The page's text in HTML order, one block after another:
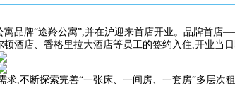
品牌“途羚公寓”,并在沪迎来首店开业。品牌首店
酒店、香格里拉大酒店等员工的签约入住,开业当日
,不断探索完善“一张床、一间房、一套房”多层次